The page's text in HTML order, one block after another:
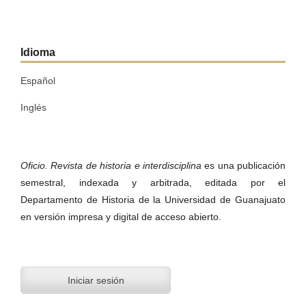
Idioma
Español
Inglés
Oficio. Revista de historia e interdisciplinaes una publicación
semestral, indexada y arbitrada, editada por el
Departamento de Historia de la Universidad de Guanajuato
en versión impresa y digital de acceso abierto.
Iniciar sesión